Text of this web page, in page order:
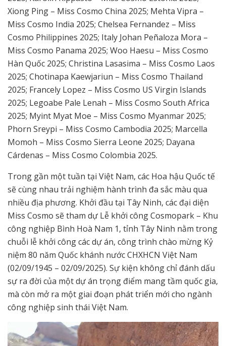
Xiong Ping – Miss Cosmo China 2025; Mehta Vipra –
Miss Cosmo India 2025; Chelsea Fernandez – Miss
Cosmo Philippines 2025; Italy Johan Peñaloza Mora –
Miss Cosmo Panama 2025; Woo Haesu – Miss Cosmo
Hàn Quốc 2025; Christina Lasasima – Miss Cosmo Laos
2025; Chotinapa Kaewjariun – Miss Cosmo Thailand
2025; Francely Lopez – Miss Cosmo US Virgin Islands
2025; Legoabe Pale Lenah – Miss Cosmo South Africa
2025; Myint Myat Moe – Miss Cosmo Myanmar 2025;
Phorn Sreypi – Miss Cosmo Cambodia 2025; Marcella
Momoh – Miss Cosmo Sierra Leone 2025; Dayana
Cárdenas – Miss Cosmo Colombia 2025.
Trong gần một tuần tại Việt Nam, các Hoa hậu Quốc tế
sẽ cùng nhau trải nghiệm hành trình đa sắc màu qua
nhiều địa phương. Khởi đầu tại Tây Ninh, các đại diện
Miss Cosmo sẽ tham dự Lễ khởi công Cosmopark – Khu
công nghiệp Bình Hoà Nam 1, tỉnh Tây Ninh nằm trong
chuỗi lễ khởi công các dự án, công trình chào mừng Kỷ
niệm 80 năm Quốc khánh nước CHXHCN Việt Nam
(02/09/1945 – 02/09/2025). Sự kiện không chỉ đánh dấu
sự ra đời của một dự án trọng điểm mang tầm quốc gia,
mà còn mở ra một giai đoạn phát triển mới cho ngành
công nghiệp sinh thái Việt Nam.